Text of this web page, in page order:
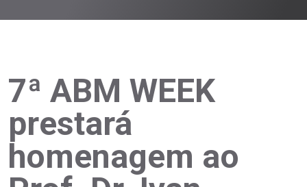
7ª ABM WEEK
prestará
homenagem ao